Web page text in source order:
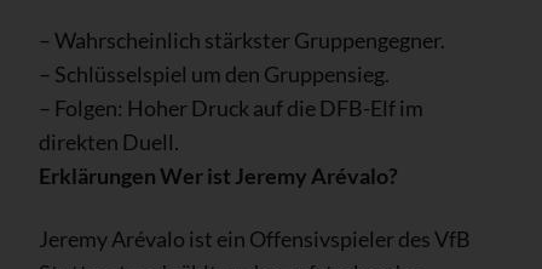
– Wahrscheinlich stärkster Gruppengegner.
– Schlüsselspiel um den Gruppensieg.
– Folgen: Hoher Druck auf die DFB-Elf im
direkten Duell.
ErklärungenWer ist Jeremy Arévalo?
Jeremy Arévalo ist ein Offensivspieler des VfB